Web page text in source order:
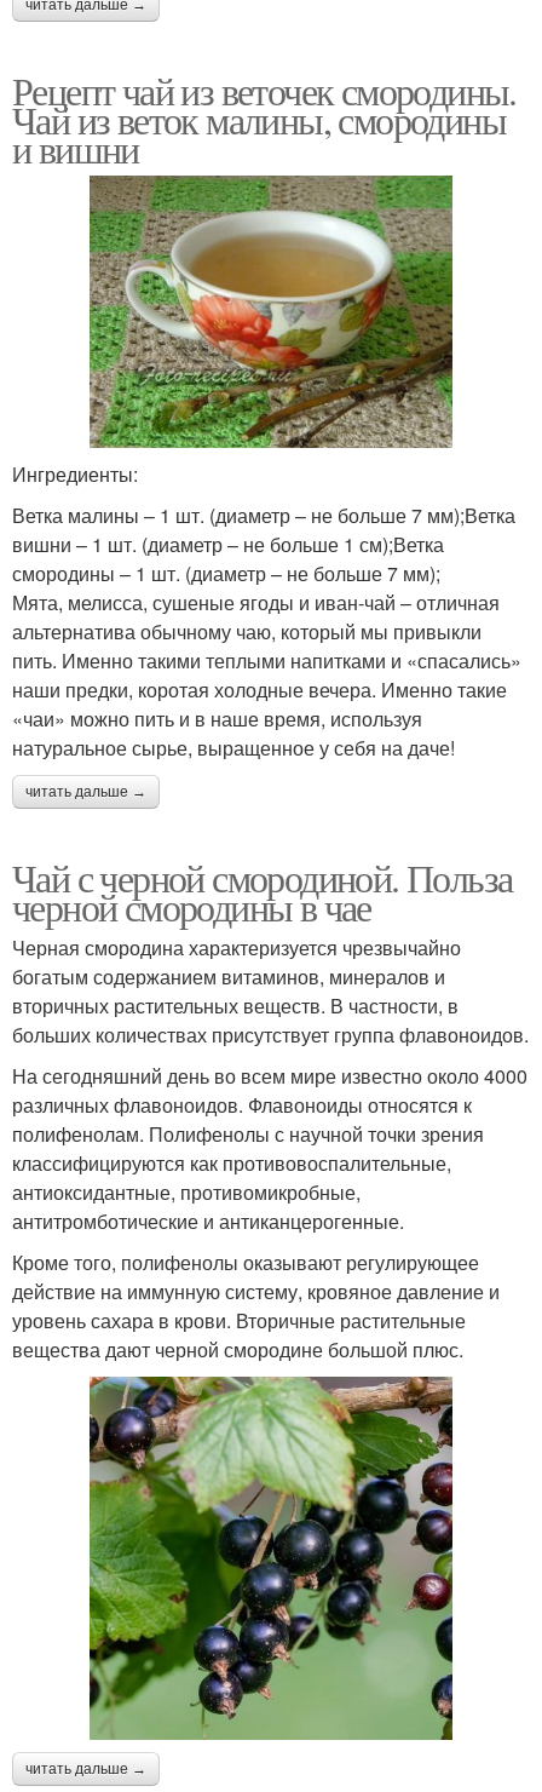
читать дальше →
Рецепт чай из веточек смородины.
Чай из веток малины, смородины
и вишни
Ингредиенты:
Ветка малины – 1 шт. (диаметр – не больше 7 мм);Ветка
вишни – 1 шт. (диаметр – не больше 1 см);Ветка
смородины – 1 шт. (диаметр – не больше 7 мм);
Мята, мелисса, сушеные ягоды и иван-чай – отличная
альтернатива обычному чаю, который мы привыкли
пить. Именно такими теплыми напитками и «спасались»
наши предки, коротая холодные вечера. Именно такие
«чаи» можно пить и в наше время, используя
натуральное сырье, выращенное у себя на даче!
читать дальше →
Чай с черной смородиной. Польза
черной смородины в чае
Черная смородина характеризуется чрезвычайно
богатым содержанием витаминов, минералов и
вторичных растительных веществ. В частности, в
больших количествах присутствует группа флавоноидов.
На сегодняшний день во всем мире известно около 4000
различных флавоноидов. Флавоноиды относятся к
полифенолам. Полифенолы с научной точки зрения
классифицируются как противовоспалительные,
антиоксидантные, противомикробные,
антитромботические и антиканцерогенные.
Кроме того, полифенолы оказывают регулирующее
действие на иммунную систему, кровяное давление и
уровень сахара в крови. Вторичные растительные
вещества дают черной смородине большой плюс.
читать дальше →